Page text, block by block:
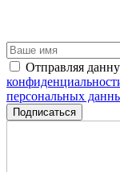
Отправляя
персональных
Подписаться